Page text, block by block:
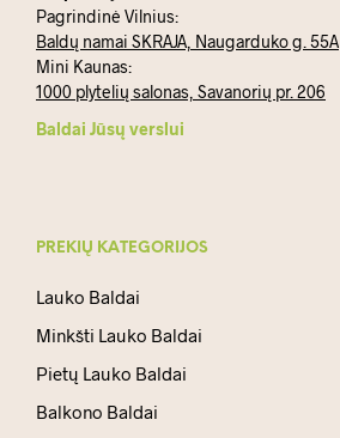
Pagrindinė Vilnius:
Baldų namai SKRAJA, Naugarduko g. 55A
Mini Kaunas:
1000 plytelių salonas, Savanorių pr. 206
Baldai Jūsų verslui
PREKIŲ KATEGORIJOS
Lauko Baldai
Minkšti Lauko Baldai
Pietų Lauko Baldai
Balkono Baldai